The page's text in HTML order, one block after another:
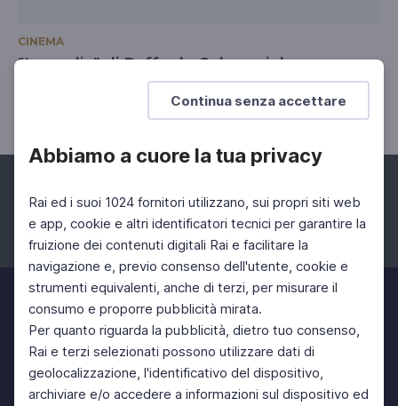
Continua senza accettare
Abbiamo a cuore la tua privacy
Rai ed i suoi 1024 fornitori utilizzano, sui propri siti web
e app, cookie e altri identificatori tecnici per garantire la
fruizione dei contenuti digitali Rai e facilitare la
navigazione e, previo consenso dell'utente, cookie e
strumenti equivalenti, anche di terzi, per misurare il
consumo e proporre pubblicità mirata.
Per quanto riguarda la pubblicità, dietro tuo consenso,
Rai e terzi selezionati possono utilizzare dati di
geolocalizzazione, l'identificativo del dispositivo,
archiviare e/o accedere a informazioni sul dispositivo ed
CINEMA
"La sedia" di Raffaele Salvaggiola
Sezione "Spazio Italia" del LFF
Facebook Instagram Twitter